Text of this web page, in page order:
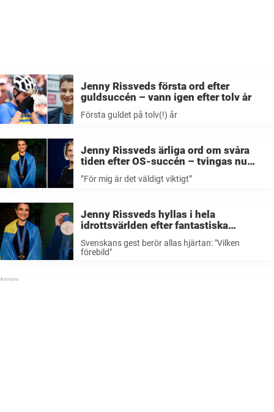
Jenny Rissveds första ord efter
guldsuccén – vann igen efter tolv år
Första guldet på tolv(!) år
Jenny Rissveds ärliga ord om svåra
tiden efter OS-succén – tvingas nu
”För mig är det väldigt viktigt”
Jenny Rissveds hyllas i hela
idrottsvärlden efter fantastiska
gest berör allas hjärtan: ”Vilken
förebild”
Svenskans gest berör allas hjärtan: "Vilken
förebild"